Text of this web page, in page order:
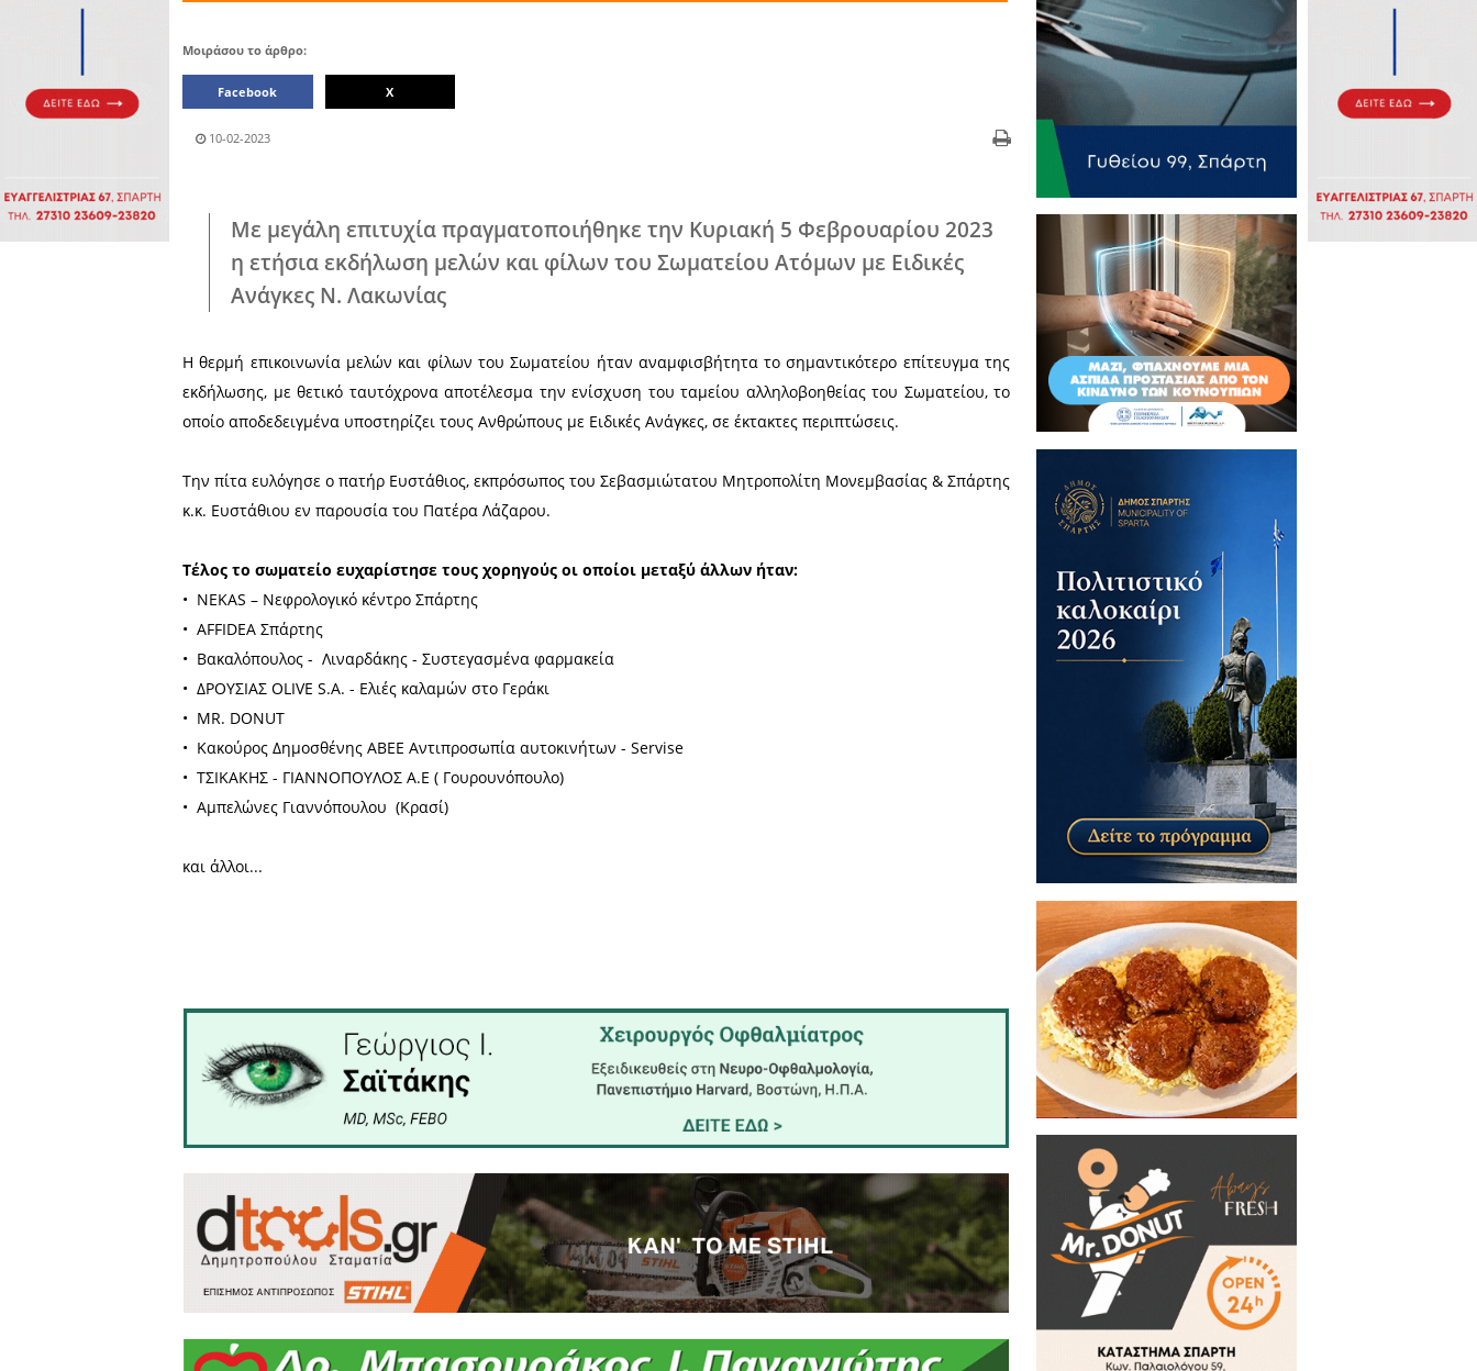
Πολιτιστικά
Εκκλησία
Σώματα
ασφαλείας
Δήμος
Ελαφονήσου
Περιφερεια
Πελοποννήσου
Ενοικίαση
Επιχειρήσεων
Facebook Χ
10-02-2023
Με μεγάλη επιτυχία πραγματοποιήθηκε την Κυριακή 5 Φεβρουαρίου 2023
Ανάγκες Ν. Λακωνίας
Η θερμή επικοινωνία μελών και φίλων του Σωματείου ήταν αναμφισβήτητα το σημαντικότερο επίτευγμα της
εκδήλωσης, με θετικό ταυτόχρονα αποτέλεσμα την ενίσχυση του ταμείου αλληλοβοηθείας του Σωματείου, το
οποίο αποδεδειγμένα υποστηρίζει τους Ανθρώπους με Ειδικές Ανάγκες, σε έκτακτες περιπτώσεις.
Την πίτα ευλόγησε ο πατήρ Ευστάθιος, εκπρόσωπος του Σεβασμιώτατου Μητροπολίτη Μονεμβασίας & Σπάρτης
κ.κ. Ευστάθιου εν παρουσία του Πατέρα Λάζαρου.
• MR. DONUT
• Κακούρος Δημοσθένης ΑΒΕΕ Αντιπροσωπία αυτοκινήτων - Servise
• ΤΣΙΚΑΚΗΣ - ΓΙΑΝΝΟΠΟΥΛΟΣ A.E ( Γουρουνόπουλο)
• Αμπελώνες Γιαννόπουλου (Κρασί)
και άλλοι...